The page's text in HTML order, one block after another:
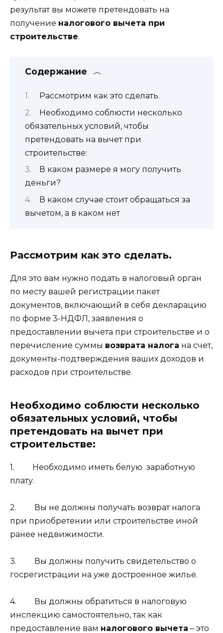
результат вы можете претендовать на
получение налогового вычета при
строительстве.
Содержание
Рассмотрим как это сделать.
Необходимо соблюсти несколько
обязательных условий, чтобы
претендовать на вычет при
строительстве:
В каком размере я могу получить
деньги?
В каком случае стоит обращаться за
вычетом, а в каком нет
Рассмотрим как это сделать.
Для это вам нужно подать в налоговый орган
по месту вашей регистрации пакет
документов, включающий в себя декларацию
по форме 3-НДФЛ, заявления о
предоставлении вычета при строительстве и о
перечисление суммы возврата налога на счет,
документы-подтверждения ваших доходов и
расходов при строительстве.
Необходимо соблюсти несколько
обязательных условий, чтобы
претендовать на вычет при
строительстве:
1. Необходимо иметь белую заработную
плату.
2. Вы не должны получать возврат налога
при приобретении или строительстве иной
ранее недвижимости.
3. Вы должны получить свидетельство о
госрегистрации на уже достроенное жилье.
4. Вы должны обратиться в налоговую
инспекцию самостоятельно, так как
предоставление вам налогового вычета – это